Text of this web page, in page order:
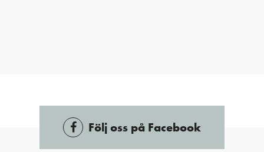
Följ oss på Facebook